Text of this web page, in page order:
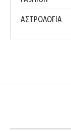
ΑΣΤΡΟΛΟΓΙΑ